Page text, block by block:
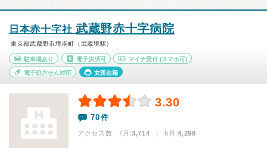
日本赤十字社 武蔵野赤十字病院
東京都武蔵野市境南町（武蔵境駅）
駐車場あり 電子決済可 マイナ受付 (スマホ可)
電子処方せん対応 女医在籍
3.30
70件
アクセス数 7月:3,714 | 6月:4,298